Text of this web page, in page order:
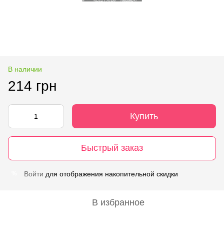
В наличии
214 грн
Купить
Быстрый заказ
Войти для отображения накопительной скидки
В избранное